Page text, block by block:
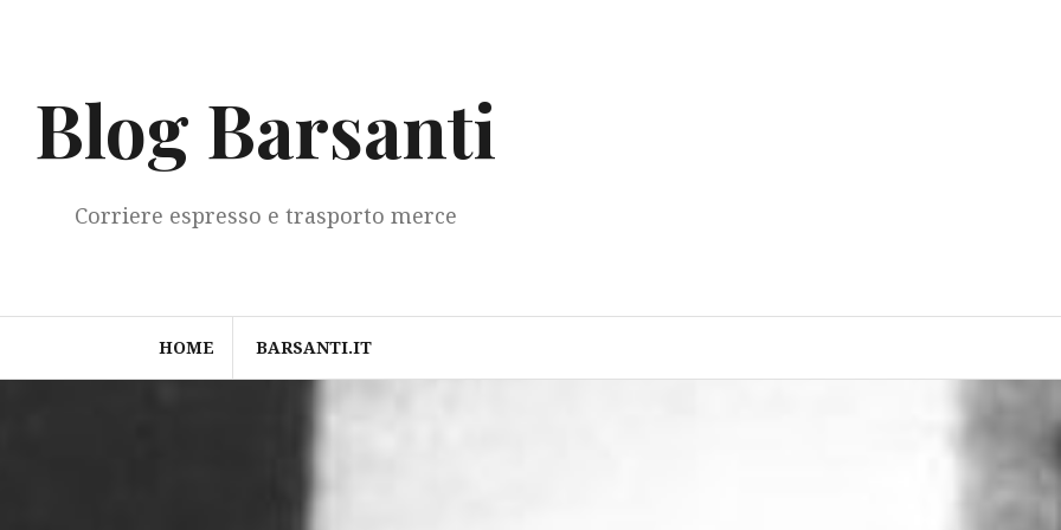
Blog Barsanti
Corriere espresso e trasporto merce
HOME BARSANTI.IT